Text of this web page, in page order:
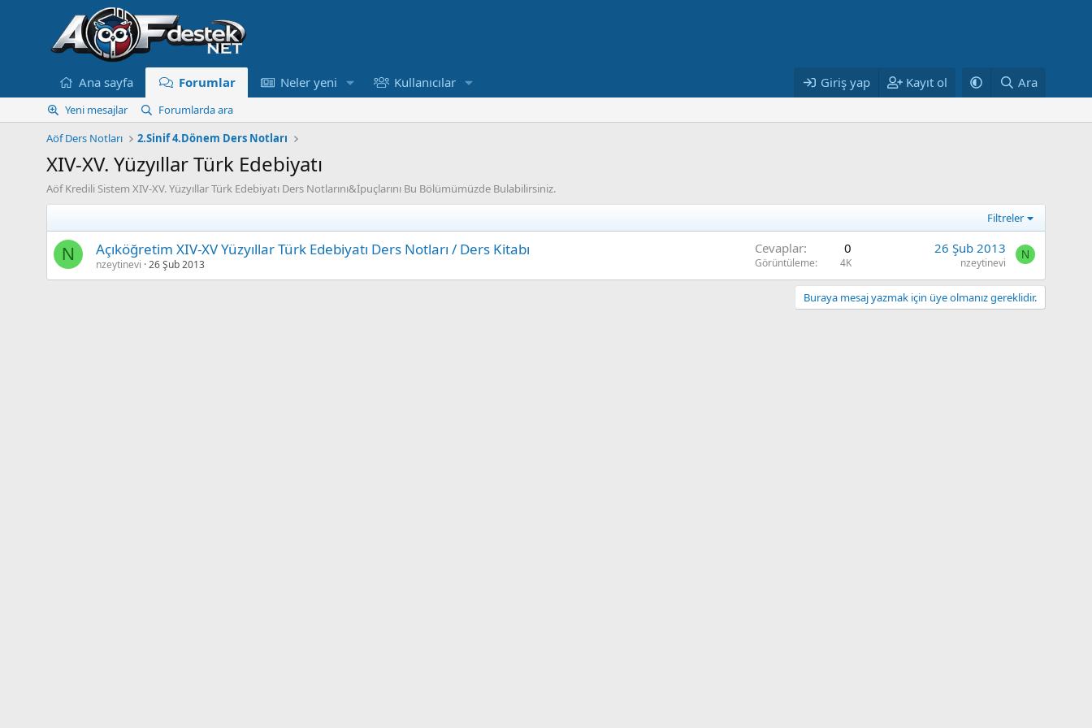
Ana sayfa Forumlar Neler yeni Kullanıcılar Giriş yap Kayıt ol Ara
Yeni mesajlar
Forumlarda ara
Aöf Ders Notları
2.Sinif 4.Dönem Ders Notları
XIV-XV. Yüzyıllar Türk Edebiyatı
Aöf Kredili Sistem XIV-XV. Yüzyıllar Türk Edebiyatı Ders Notlarını&İpuçlarını Bu Bölümümüzde Bulabilirsiniz.
Filtreler
N Açıköğretim XIV-XV Yüzyıllar Türk Edebiyatı Ders Notları / Ders Kitabı
nzeytinevi 26 Şub 2013
Cevaplar 0
Görüntüleme 4K
26 Şub 2013
nzeytinevi
N
Buraya mesaj yazmak için üye olmanız gereklidir.